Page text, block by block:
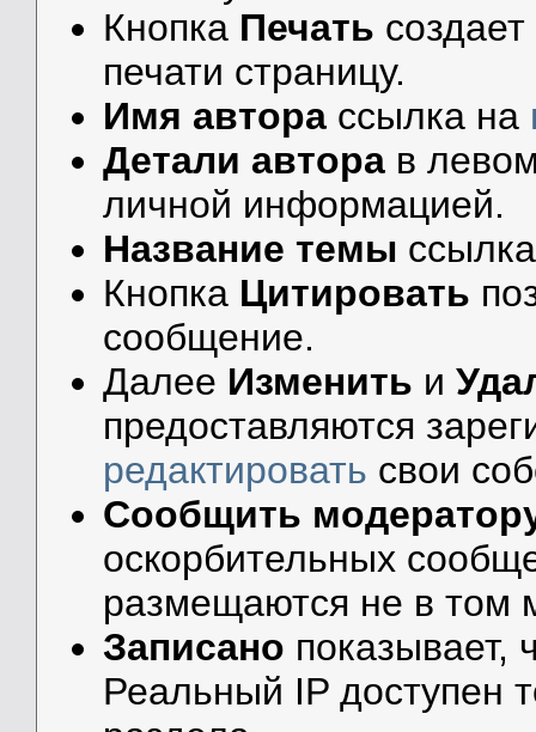
Кнопка Печать
печати страницу.
Имя авторассылка на
Детали авторав
личной информацией.
Название темы
Кнопка Цитировать
сообщение.
Далее Изменить и
предоставляются
редактировать свои
Сообщить
оскорбительных
размещаются не в том
Записано показывает,
Реальный IP доступен